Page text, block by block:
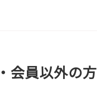
会員以外の方